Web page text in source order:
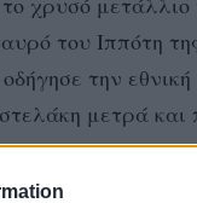
του Ιππότη
την εθνική
μετρά και
τη
της